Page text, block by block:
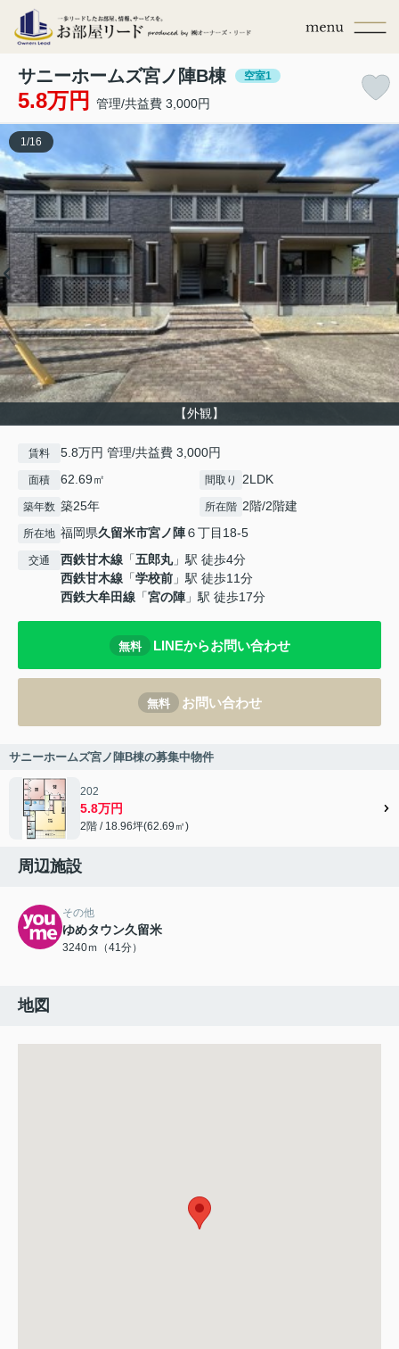
サニーホームズ宮ノ陣B棟 空室1
5.8万円 管理/共益費 3,000円
【外観】
1 /16
賃料 5.8万円 管理/共益費 3,000円
面積 62.69㎡ 間取り 2LDK
築年数 築25年 所在階 2階/2階建
所在地 福岡県久留米市宮ノ陣６丁目18-5
交通 西鉄甘木線 「五郎丸」駅 徒歩4分
西鉄甘木線 「学校前 」駅 徒歩11分
西鉄大牟田線 「宮の陣」駅 徒歩17分
無料 LINEからお問い合わせ
無料 お問い合わせ
サニーホームズ宮ノ陣B棟の募集中物件
202
5.8万円
2階 / 18.96坪(62.69㎡)
周辺施設
その他
ゆめタウン久留米
3240ｍ（41分）
地図